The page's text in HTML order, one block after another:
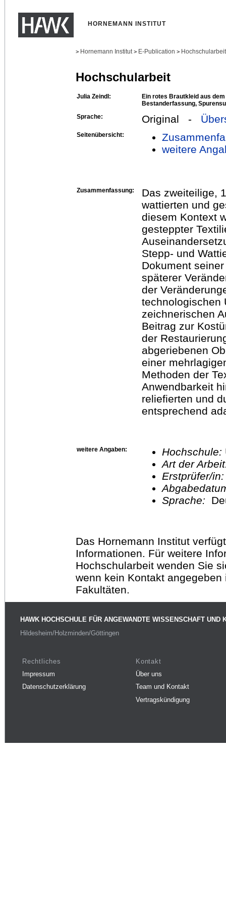
HORNEMANN INSTITUT
> Hornemann Institut > E-Publication >
Hochschularbeit
Julia Zeindl:
Ein rotes Brautkleid aus
Bestanderfassung,
Sprache:
Original -
Seitenübersicht:
weitere
Zusammenfassung:
Das zweiteilige,
wattierten und
diesem Kontext
gesteppter
Stepp- und
Dokument
späterer
der
technologischen
zeichnerischen
Beitrag zur
der
abgeriebenen
einer
Methoden der
Anwendbarkeit
reliefierten und
entsprechend
weitere Angaben: Hochschule:
Art der
Erstprüfer/
Sprache:
Das Hornemann Institut
Informationen. Für weitere
Hochschularbeit wenden Sie
wenn kein Kontakt
Fakultäten.
HAWK HOCHSCHULE FÜR ANGEWANDTE WISSENSCHAFT UND
Hildesheim/Holzminden/Göttingen
Rechtliches
Impressum
Datenschutzerklärung
Kontakt
Über uns
Team und Kontakt
Vertragskündigung